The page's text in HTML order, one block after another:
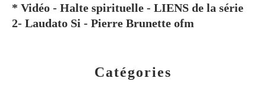
Catégories
* Vidéo - Halte spirituelle - LIENS de la série
2- Laudato Si - Pierre Brunette ofm